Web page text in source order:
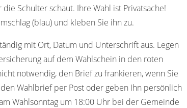
Schulter schaut. Ihre Wahl ist Privatsache!
(blau) und kleben Sie ihn zu.
mit Ort, Datum und Unterschrift aus. Legen
auf dem Wahlschein in den roten
notwendig, den Brief zu frankieren, wenn Sie
Wahlbrief per Post oder geben Ihn persönlich
Wahlsonntag um 18:00 Uhr bei der Gemeinde